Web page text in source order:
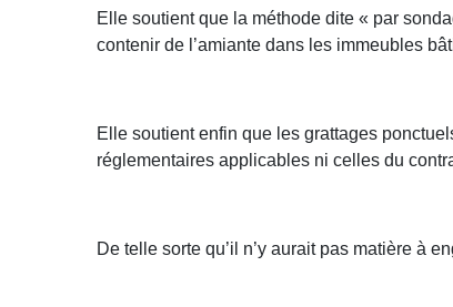
Elle soutient que la méthode dite « par
contenir de l’amiante dans les immeubles
Elle soutient enfin que les grattages
réglementaires applicables ni celles du
De telle sorte qu’il n’y aurait pas matière à